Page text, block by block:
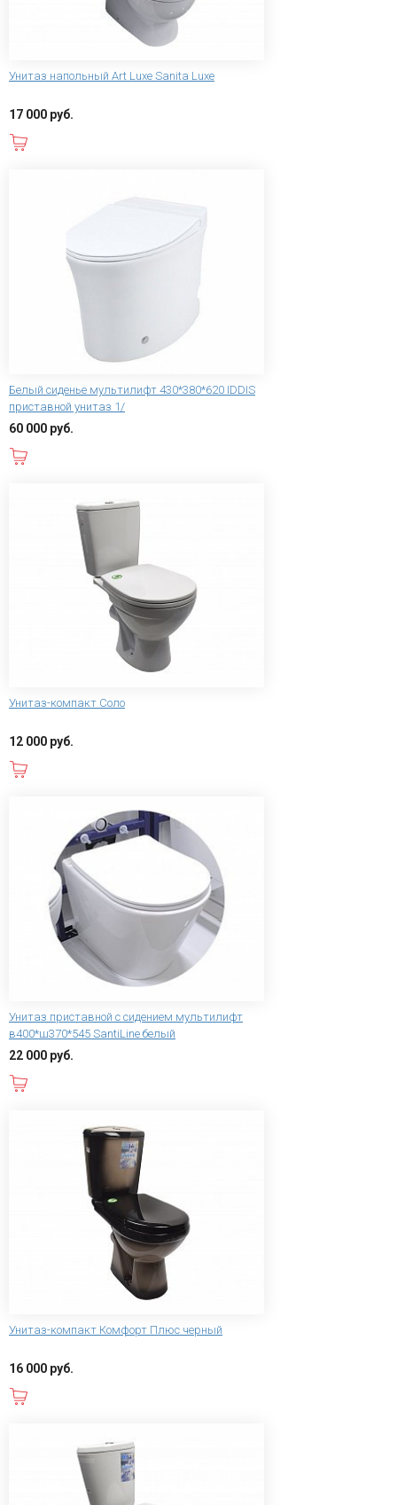
Унитаз напольный Art Luxe Sanita Luxe
17 000 руб.
Белый сиденье мультилифт 430*380*620 IDDIS
приставной унитаз 1/
60 000 руб.
Унитаз-компакт Соло
12 000 руб.
Унитаз приставной с сидением мультилифт
в400*ш370*545 SantiLine белый
22 000 руб.
Унитаз-компакт Комфорт Плюс черный
16 000 руб.